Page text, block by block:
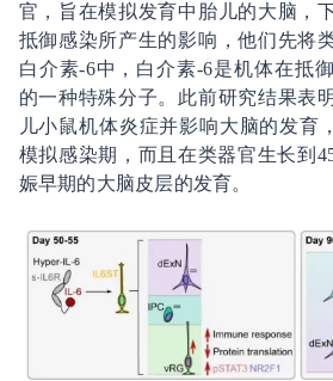
官，旨在模拟发育中胎儿的大脑，
抵御感染所产生的影响，他们先将
白介素-6中，白介素-6是机体在抵
的一种特殊分子。此前研究结果表
儿小鼠机体炎症并影响大脑的发育
模拟感染期，而且在类器官生长到
娠早期的大脑皮层的发育。